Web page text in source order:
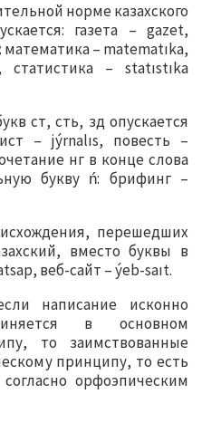
норме казахского
газета – gazet,
математика – matematıka,
статистика – statıstıka
ст, сть, зд опускается
– jýrnalıs, повесть –
нг в конце слова
букву ń: брифинг –
перешедших
вместо буквы в
веб-сайт – ýeb-saıt.
написание исконно
в основном
то заимствованные
принципу, то есть
орфоэпическим